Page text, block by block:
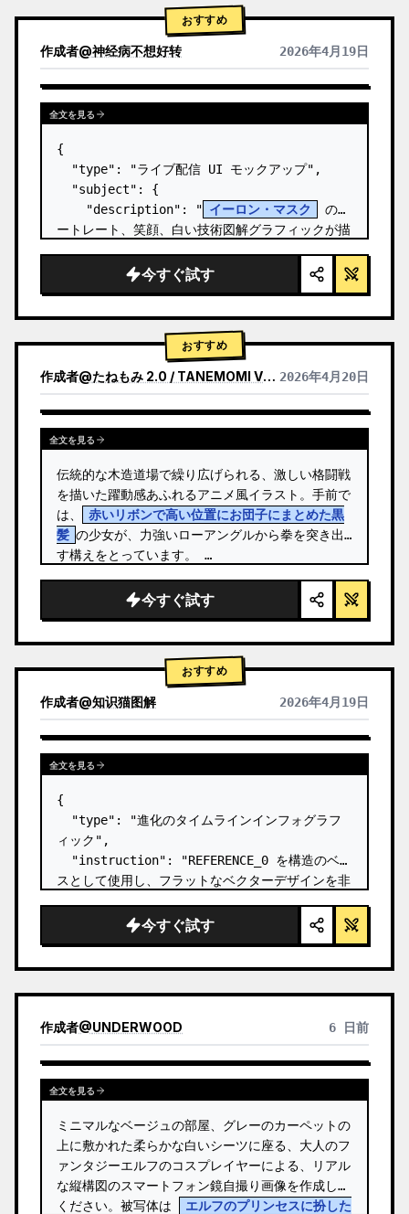
おすすめ
作成者@神经病不想好转 2026年4月19日
全文を見る
{
  "type": "ライブ配信 UI モックアップ",
  "subject": {
    "description": "
イーロン・マスク
のポ
ートレート、笑顔、白い技術図解グラフィックが描
    "background": "左側には '
SPACEX ' の
テキストが表示されたスクリー…
今すぐ試す
おすすめ
作成者@たねもみ 2.0 / TANEMOMI VER2.0 2026年4月20日
全文を見る
伝統的な木造道場で繰り広げられる、激しい格闘戦
を描いた躍動感あふれるアニメ風イラスト。手前で
は、
赤いリボンで高い位置にお団子にまとめた黒
髪 の少女が、力強いローアングルから拳を突き出
す構えをとっています。 …
今すぐ試す
おすすめ
作成者@知识猫图解 2026年4月19日
全文を見る
{
  "type": "進化のタイムラインインフォグラフ
ィック",
  "instruction": "REFERENCE_0 を構造のベー
スとして使用し、フラットなベクターデザインを非
てください。滑らかなスロープを個別の石の階段に
置き換え、すべての生物をフォトリアルな 3D モ
    "background": "{argument
name=\"background style\" default…
今すぐ試す
作成者@UNDERWOOD 6 日前
全文を見る
ミニマルなベージュの部屋、グレーのカーペットの
上に敷かれた柔らかな白いシーツに座る、大人のフ
ァンタジーエルフのコスプレイヤーによる、リアル
な縦構図のスマートフォン鏡自撮り画像を作成して
ください。被写体は
エルフのプリンセスに扮した